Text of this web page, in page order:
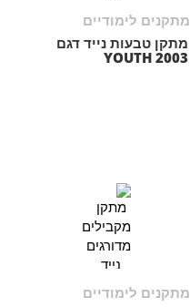
מתקנים לימודיים
מתקן טבעות נייד דגם
YOUTH 2003
מתקנים לימודיים